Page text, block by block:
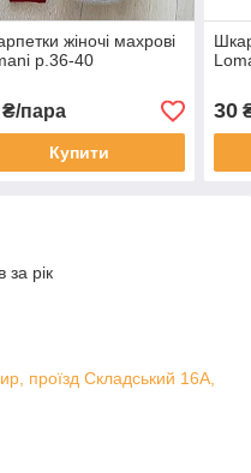
жіночі махрові
р.36-40
пара
Купити
30
за рік
проїзд Складський 16А,